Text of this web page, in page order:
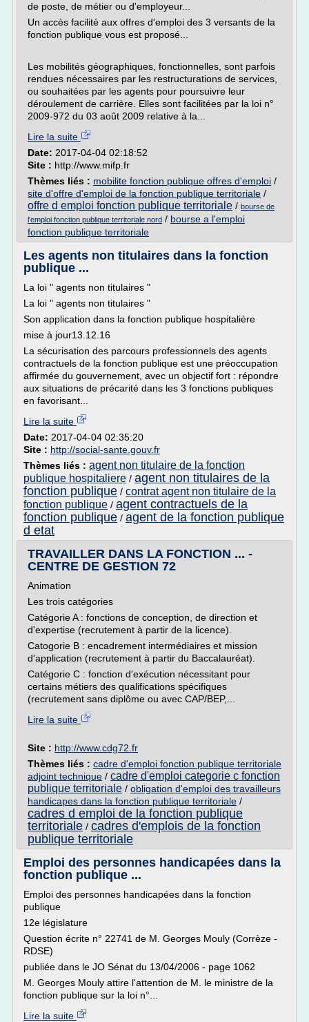
de poste, de métier ou d'employeur...
Un accès facilité aux offres d'emploi des 3 versants de la
fonction publique vous est proposé...
Les mobilités géographiques, fonctionnelles, sont parfois
rendues nécessaires par les restructurations de services,
ou souhaitées par les agents pour poursuivre leur
déroulement de carrière. Elles sont facilitées par la loi n°
2009-972 du 03 août 2009 relative à la...
Lire la suite
Date: 2017-04-04 02:18:52
Site : http://www.mifp.fr
Thèmes liés : mobilite fonction publique offres d'emploi /
site d'offre d'emploi de la fonction publique territoriale /
offre d emploi fonction publique territoriale / bourse de
l'emploi fonction publique territoriale nord / bourse a l'emploi
fonction publique territoriale
Les agents non titulaires dans la fonction
publique ...
La loi " agents non titulaires "
La loi " agents non titulaires "
Son application dans la fonction publique hospitalière
mise à jour13.12.16
La sécurisation des parcours professionnels des agents
contractuels de la fonction publique est une préoccupation
affirmée du gouvernement, avec un objectif fort : répondre
aux situations de précarité dans les 3 fonctions publiques
en favorisant...
Lire la suite
Date: 2017-04-04 02:35:20
Site : http://social-sante.gouv.fr
Thèmes liés : agent non titulaire de la fonction
publique hospitaliere / agent non titulaires de la
fonction publique / contrat agent non titulaire de la
fonction publique / agent contractuels de la
fonction publique / agent de la fonction publique
d etat
TRAVAILLER DANS LA FONCTION ... -
CENTRE DE GESTION 72
Animation
Les trois catégories
Catégorie A : fonctions de conception, de direction et
d'expertise (recrutement à partir de la licence).
Catogorie B : encadrement intermédiaires et mission
d'application (recrutement à partir du Baccalauréat).
Catégorie C : fonction d'exécution nécessitant pour
certains métiers des qualifications spécifiques
(recrutement sans diplôme ou avec CAP/BEP,...
Lire la suite
Site : http://www.cdg72.fr
Thèmes liés : cadre d'emploi fonction publique territoriale
adjoint technique / cadre d'emploi categorie c fonction
publique territoriale / obligation d'emploi des travailleurs
handicapes dans la fonction publique territoriale /
cadres d emploi de la fonction publique
territoriale / cadres d'emplois de la fonction
publique territoriale
Emploi des personnes handicapées dans la
fonction publique ...
Emploi des personnes handicapées dans la fonction
publique
12e législature
Question écrite n° 22741 de M. Georges Mouly (Corrèze -
RDSE)
publiée dans le JO Sénat du 13/04/2006 - page 1062
M. Georges Mouly attire l'attention de M. le ministre de la
fonction publique sur la loi n°...
Lire la suite